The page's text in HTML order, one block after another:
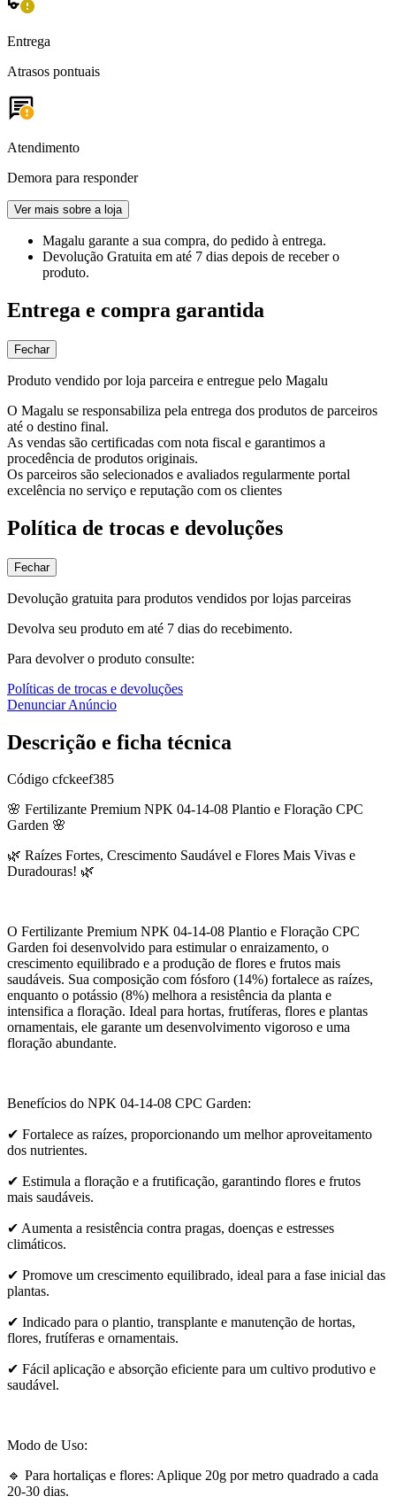
Entrega
Atrasos pontuais
Atendimento
Demora para responder
Ver mais sobre a loja
Magalu garante a sua compra, do pedido à entrega.
Devolução Gratuita em até 7 dias depois de receber o
produto.
Entrega e compra garantida
Fechar
Produto vendido por loja parceira e entregue pelo Magalu
O Magalu se responsabiliza pela entrega dos produtos de parceiros
até o destino final.
As vendas são certificadas com nota fiscal e garantimos a
procedência de produtos originais.
Os parceiros são selecionados e avaliados regularmente portal
excelência no serviço e reputação com os clientes
Política de trocas e devoluções
Fechar
Devolução gratuita para produtos vendidos por lojas parceiras
Devolva seu produto em até 7 dias do recebimento.
Para devolver o produto consulte:
Políticas de trocas e devoluções
Denunciar Anúncio
Descrição e ficha técnica
Código cfckeef385
🌸 Fertilizante Premium NPK 04-14-08 Plantio e Floração CPC
Garden 🌸
🌿 Raízes Fortes, Crescimento Saudável e Flores Mais Vivas e
Duradouras! 🌿
O Fertilizante Premium NPK 04-14-08 Plantio e Floração CPC
Garden foi desenvolvido para estimular o enraizamento, o
crescimento equilibrado e a produção de flores e frutos mais
saudáveis. Sua composição com fósforo (14%) fortalece as raízes,
enquanto o potássio (8%) melhora a resistência da planta e
intensifica a floração. Ideal para hortas, frutíferas, flores e plantas
ornamentais, ele garante um desenvolvimento vigoroso e uma
floração abundante.
Benefícios do NPK 04-14-08 CPC Garden:
✔ Fortalece as raízes, proporcionando um melhor aproveitamento
dos nutrientes.
✔ Estimula a floração e a frutificação, garantindo flores e frutos
mais saudáveis.
✔ Aumenta a resistência contra pragas, doenças e estresses
climáticos.
✔ Promove um crescimento equilibrado, ideal para a fase inicial das
plantas.
✔ Indicado para o plantio, transplante e manutenção de hortas,
flores, frutíferas e ornamentais.
✔ Fácil aplicação e absorção eficiente para um cultivo produtivo e
saudável.
Modo de Uso:
🔹 Para hortaliças e flores: Aplique 20g por metro quadrado a cada
20-30 dias.